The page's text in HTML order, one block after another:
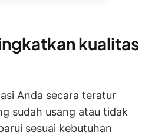
kualitas
Anda secara teratur
sudah usang atau tidak
sesuai kebutuhan